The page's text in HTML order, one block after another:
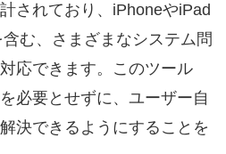
されており、iPhoneやiPad
む、さまざまなシステム問
応できます。このツール
必要とせずに、ユーザー自
決できるようにすることを